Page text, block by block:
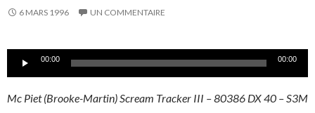
6 MARS 1996 UN COMMENTAIRE
Lecteur00:00 00:00
Mc Piet (Brooke-Martin) Scream Tracker III – 80386 DX 40 – S3M